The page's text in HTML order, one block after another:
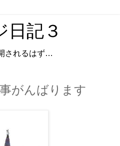
日記３
されるはず…
がんばります